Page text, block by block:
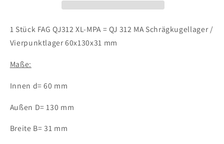
QJ
MA
Schrägkugellager
Vierpunktlager
60x130x31
mm
QJ
MA
1 Stück FAG QJ312 XL-MPA = QJ 312 MA Schrägkugellager /
Vierpunktlager 60x130x31 mm
Maße:
Innen d= 60 mm
Außen D= 130 mm
Breite B= 31 mm